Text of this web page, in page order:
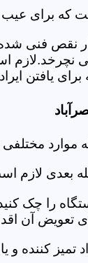
برای عیب
نقص فنی
یافتن
موارد
بعدی
را چک
آن
تمیز